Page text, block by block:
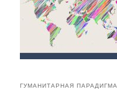
ГУМАНИТАРНАЯ ПАРАДИГМА